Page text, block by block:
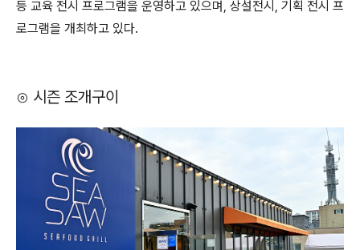
등 교육 전시 프로그램을 운영하고 있으며, 상설전시, 기획 전시 프
로그램을 개최하고 있다.
⊙ 시즌 조개구이